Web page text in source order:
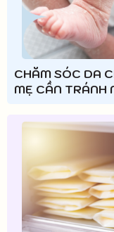
CHĂM SÓC DA
MẸ CẦN TRÁNH